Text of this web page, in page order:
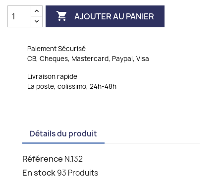
 AJOUTER AU PANIER
Paiement Sécurisé
CB, Cheques, Mastercard, Paypal, Visa
Livraison rapide
La poste, colissimo, 24h-48h
Détails du produit
Référence N.132
En stock93 Produits